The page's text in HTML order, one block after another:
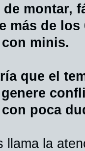
de montar,
más de
minis.
que el
poca
llama la